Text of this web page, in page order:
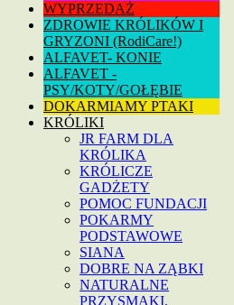
WYPRZEDAŻ
ZDROWIE KRÓLIKÓW I
GRYZONI (RodiCare!)
ALFAVET- KONIE
ALFAVET -
PSY/KOTY/GOŁĘBIE
DOKARMIAMY PTAKI
KRÓLIKI
JR FARM DLA
KRÓLIKA
KRÓLICZE
GADŻETY
POMOC FUNDACJI
POKARMY
PODSTAWOWE
SIANA
DOBRE NA ZĄBKI
NATURALNE
PRZYSMAKI,